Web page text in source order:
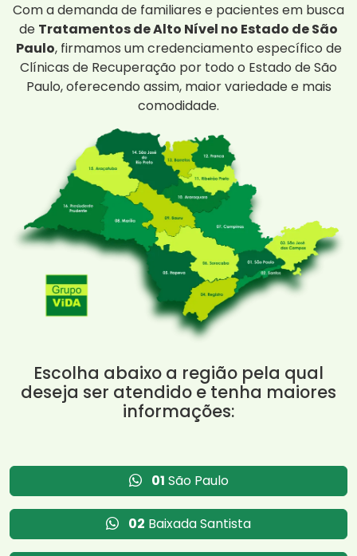
Com a demanda de familiares e pacientes em busca
de Tratamentos de Alto Nível no Estado de São
Paulo, firmamos um credenciamento específico de
Clínicas de Recuperação por todo o Estado de São
Paulo, oferecendo assim, maior variedade e mais
comodidade.
Escolha abaixo a região pela qual
deseja ser atendido e tenha maiores
informações:
01 São Paulo
02 Baixada Santista